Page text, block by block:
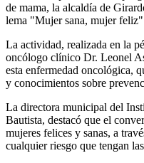
de mama, la alcaldía de
lema "Mujer sana, mujer
La actividad, realizada en la
oncólogo clínico Dr. Leonel
esta enfermedad oncológica,
y conocimientos sobre
La directora municipal del
Bautista, destacó que el
mujeres felices y sanas, a
cualquier riesgo que tengan